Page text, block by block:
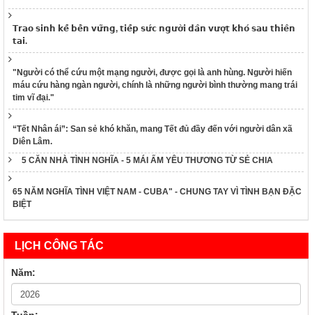
𝗧𝗿𝗮𝗼 𝘀𝗶𝗻𝗵 𝗸𝗲̂́ 𝗯𝗲̂̀𝗻 𝘃𝘂̛̃𝗻𝗴, 𝘁𝗶𝗲̂́𝗽 𝘀𝘂̛́𝗰 𝗻𝗴𝘂̛𝗼̛̀𝗶 𝗱𝗮̂𝗻 𝘃𝘂̛𝗼̛̣𝘁 𝗸𝗵𝗼́ 𝘀𝗮𝘂 𝘁𝗵𝗶𝗲̂𝗻
𝘁𝗮𝗶.
"Người có thể cứu một mạng người, được gọi là anh hùng. Người hiến
máu cứu hàng ngàn người, chính là những người bình thường mang trái
tim vĩ đại."
“Tết Nhân ái”: San sẻ khó khăn, mang Tết đủ đầy đến với người dân xã
Diên Lâm.
5 CĂN NHÀ TÌNH NGHĨA - 5 MÁI ẤM YÊU THƯƠNG TỪ SẺ CHIA
65 NĂM NGHĨA TÌNH VIỆT NAM - CUBA" - CHUNG TAY VÌ TÌNH BẠN ĐẶC
BIỆT
LỊCH CÔNG TÁC
Năm: